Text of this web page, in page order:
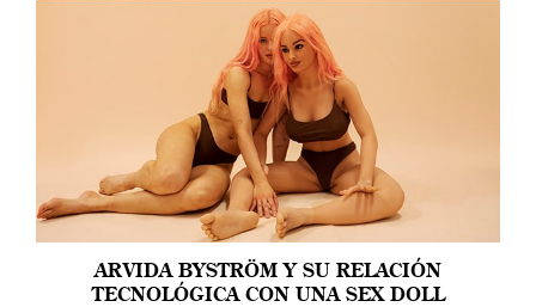
ARVIDA BYSTRÖM Y SU RELACIÓN
TECNOLÓGICA CON UNA SEX DOLL